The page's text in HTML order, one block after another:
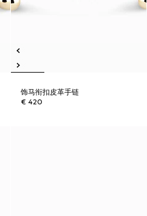
饰马衔扣皮革手链
€ 420